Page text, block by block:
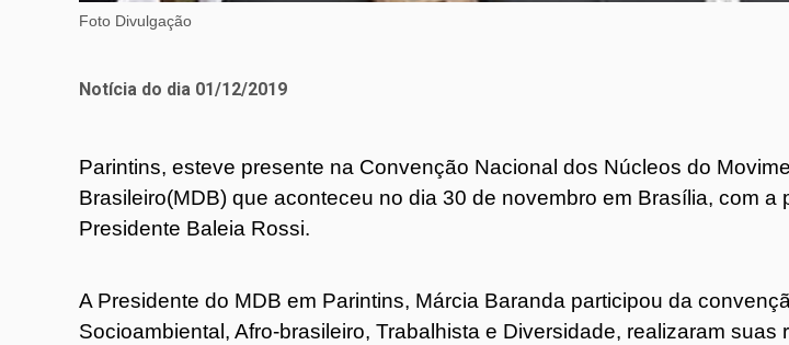
Foto Divulgação
Notícia do dia 01/12/2019
Parintins, esteve presente na Convenção Nacional dos Núcleos do
Brasileiro(MDB) que aconteceu no dia 30 de novembro em Brasília, com a
Presidente Baleia Rossi.
A Presidente do MDB em Parintins, Márcia Baranda participou da
Socioambiental, Afro-brasileiro, Trabalhista e Diversidade, realizaram suas